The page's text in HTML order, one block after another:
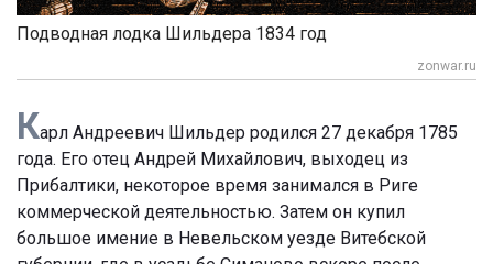
Подводная лодка Шильдера 1834 год
zonwar.ru
Карл Андреевич Шильдер родился 27 декабря 1785
года. Его отец Андрей Михайлович, выходец из
Прибалтики, некоторое время занимался в Риге
коммерческой деятельностью. Затем он купил
большое имение в Невельском уезде Витебской